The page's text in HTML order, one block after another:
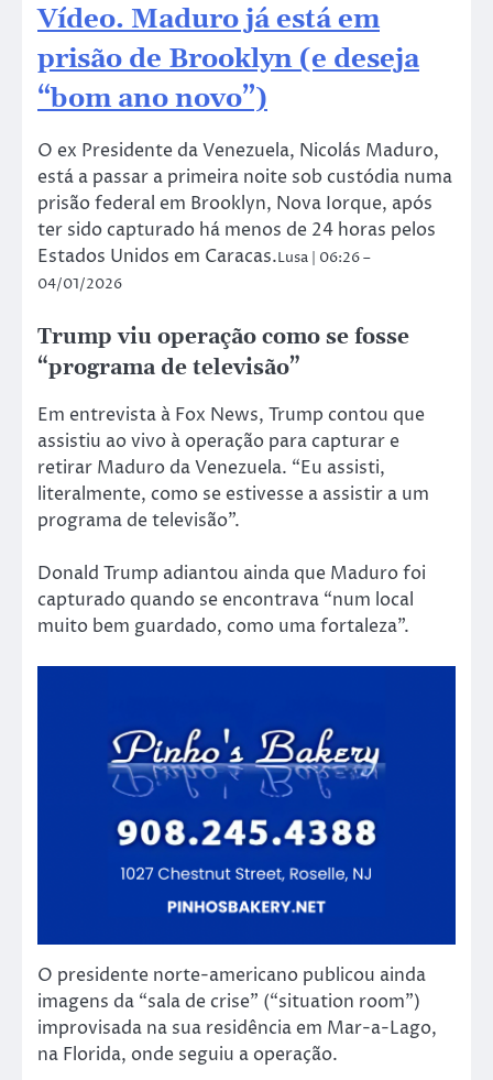
Vídeo. Maduro já está em
prisão de Brooklyn (e deseja
“bom ano novo”)
O ex Presidente da Venezuela, Nicolás Maduro,
está a passar a primeira noite sob custódia numa
prisão federal em Brooklyn, Nova Iorque, após
ter sido capturado há menos de 24 horas pelos
Estados Unidos em Caracas.Lusa | 06:26 –
04/01/2026
Trump viu operação como se fosse
“programa de televisão”
Em entrevista à Fox News, Trump contou que
assistiu ao vivo à operação para capturar e
retirar Maduro da Venezuela. “Eu assisti,
literalmente, como se estivesse a assistir a um
programa de televisão”.
Donald Trump adiantou ainda que Maduro foi
capturado quando se encontrava “num local
muito bem guardado, como uma fortaleza”.
O presidente norte-americano publicou ainda
imagens da “sala de crise” (“situation room”)
improvisada na sua residência em Mar-a-Lago,
na Florida, onde seguiu a operação.